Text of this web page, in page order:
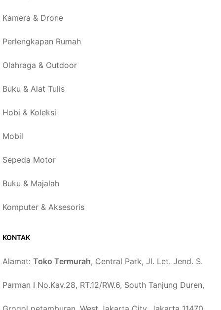
Kamera & Drone
Perlengkapan Rumah
Olahraga & Outdoor
Buku & Alat Tulis
Hobi & Koleksi
Mobil
Sepeda Motor
Buku & Majalah
Komputer & Aksesoris
KONTAK
Alamat: Toko Termurah, Central Park, Jl. Let. Jend. S.
Parman I No.Kav.28, RT.12/RW.6, South Tanjung Duren,